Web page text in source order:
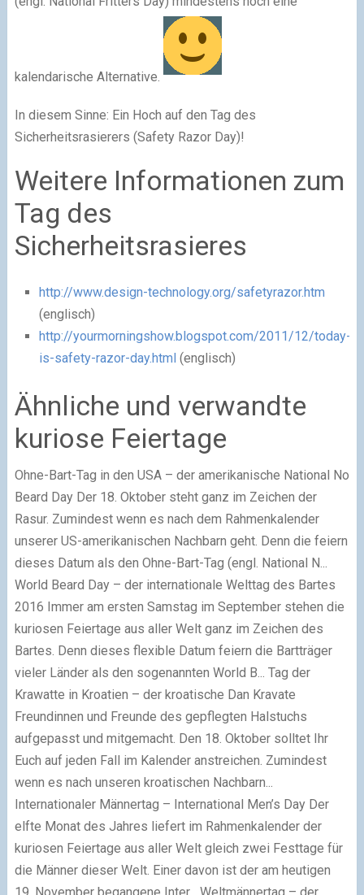
kalendarische Alternative.
In diesem Sinne: Ein Hoch auf den Tag des
Sicherheitsrasierers (Safety Razor Day)!
Weitere Informationen zum
Tag des
Sicherheitsrasieres
http://www.design-technology.org/safetyrazor.htm
(englisch)
http://yourmorningshow.blogspot.com/2011/12/today-
is-safety-razor-day.html(englisch)
Ähnliche und verwandte
kuriose Feiertage
Ohne-Bart-Tag in den USA – der amerikanische National No
Beard Day Der 18. Oktober steht ganz im Zeichen der
Rasur. Zumindest wenn es nach dem Rahmenkalender
unserer US-amerikanischen Nachbarn geht. Denn die feiern
dieses Datum als den Ohne-Bart-Tag (engl. National N...
World Beard Day – der internationale Welttag des Bartes
2016 Immer am ersten Samstag im September stehen die
kuriosen Feiertage aus aller Welt ganz im Zeichen des
Bartes. Denn dieses flexible Datum feiern die Bartträger
vieler Länder als den sogenannten World B...
Tag der
Krawatte in Kroatien – der kroatische Dan Kravate
Freundinnen und Freunde des gepflegten Halstuchs
aufgepasst und mitgemacht. Den 18. Oktober solltet Ihr
Euch auf jeden Fall im Kalender anstreichen. Zumindest
wenn es nach unseren kroatischen Nachbarn...
Internationaler Männertag – International Men’s Day Der
elfte Monat des Jahres liefert im Rahmenkalender der
kuriosen Feiertage aus aller Welt gleich zwei Festtage für
die Männer dieser Welt. Einer davon ist der am heutigen